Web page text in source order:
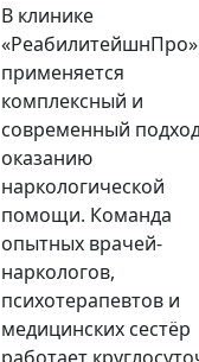
В клинике
«РеабилитейшнПро»
применяется
комплексный и
современный
оказанию
наркологической
помощи. Команда
опытных врачей-
наркологов,
психотерапевтов и
медицинских сестёр
работает